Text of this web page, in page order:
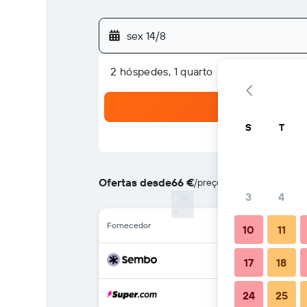
sex 14/8
2 hóspedes, 1 quarto
Ofertas desde66 €/preço por noite mais
Fornecedor
S T
3 4
10 11
17 18
24 25